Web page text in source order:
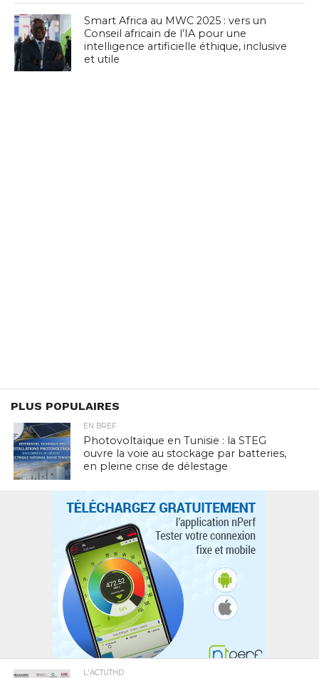
Smart Africa au MWC 2025 : vers un
Conseil africain de l’IA pour une
intelligence artificielle éthique, inclusive
et utile
PLUS POPULAIRES
EN BREF
Photovoltaïque en Tunisie : la STEG
ouvre la voie au stockage par batteries,
en pleine crise de délestage
L'ACTUTHD